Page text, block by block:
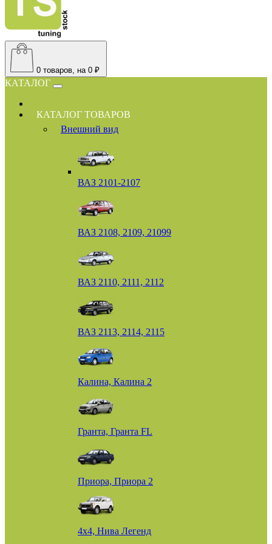
0 товаров, на 0 ₽
КАТАЛОГ
КАТАЛОГ ТОВАРОВ
Внешний вид
ВАЗ 2101-2107
ВАЗ 2108, 2109, 21099
ВАЗ 2110, 2111, 2112
ВАЗ 2113, 2114, 2115
Калина, Калина 2
Гранта, Гранта FL
Приора, Приора 2
4х4, Нива Легенд